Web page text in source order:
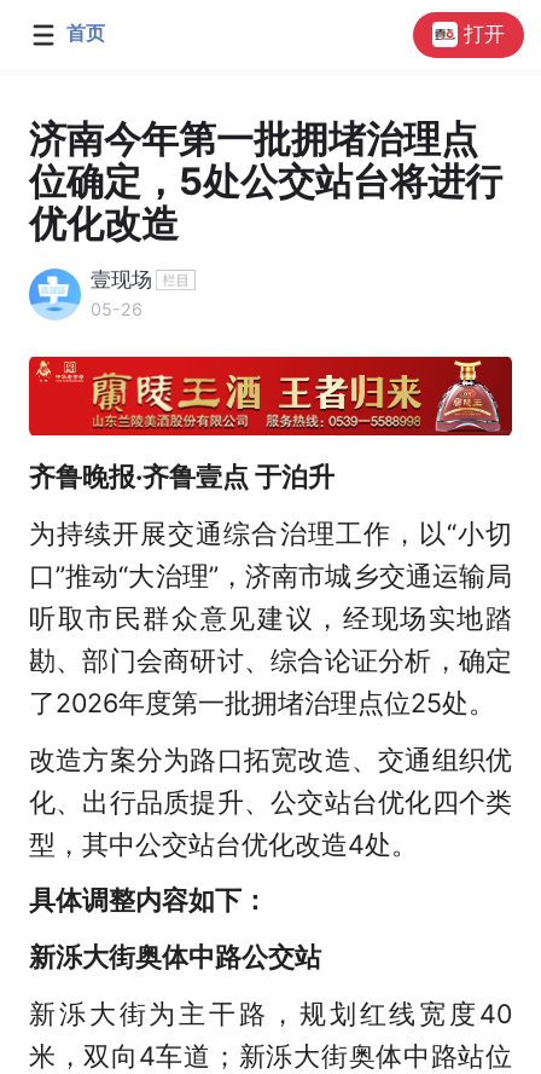
首页 打开
济南今年第一批拥堵治理点
位确定，5处公交站台将进行
优化改造
壹现场
05-26
齐鲁晚报·齐鲁壹点 于泊升
为持续开展交通综合治理工作，以“小切
口”推动“大治理”，济南市城乡交通运输局
听取市民群众意见建议，经现场实地踏
勘、部门会商研讨、综合论证分析，确定
了2026年度第一批拥堵治理点位25处。
改造方案分为路口拓宽改造、交通组织优
化、出行品质提升、公交站台优化四个类
型，其中公交站台优化改造4处。
具体调整内容如下：
新泺大街奥体中路公交站
新泺大街为主干路，规划红线宽度40
米，双向4车道；新泺大街奥体中路站位